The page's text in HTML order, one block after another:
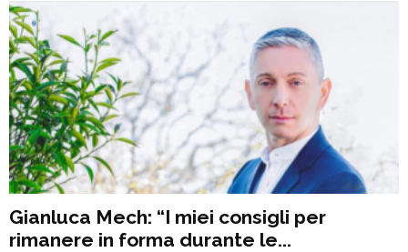
Gianluca Mech: “I miei consigli per
rimanere in forma durante le...